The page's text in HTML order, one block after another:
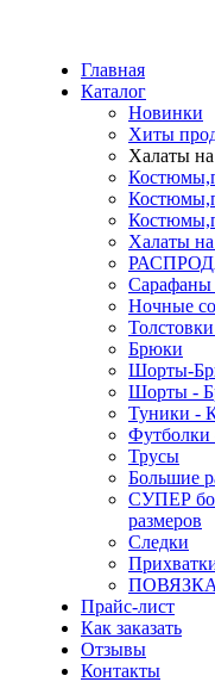
Главная
Каталог
Новинки
Хиты
Халаты
Халаты
Сарафаны
Ночные
Брюки
Шорты-
Шорты -
Туники -
Трусы
Большие
СУПЕР
размеров
Следки
Прайс-лист
Как заказать
Отзывы
Контакты